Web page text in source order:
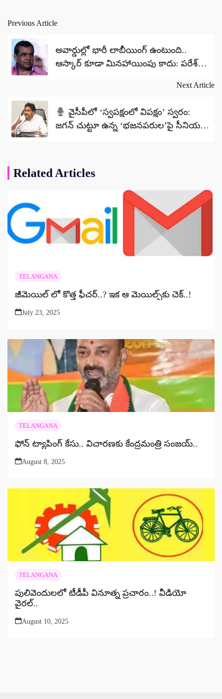
Post
navigation
Previous Article
అవార్డుల్లో భారీ లాబీయింగ్ ఉంటుంది..
ఆస్కార్ కూడా మినహాయింపు కాదు: పరేశ్
Next Article
వైసీపీలో ‘స్వపక్షంలో విపక్షం’ స్వరం:
జగన్ చుట్టూ ఉన్న ‘భజనపరుల’పై సీనియర్ల
Related Articles
TELANGANA
జీమెయిల్ లో కొత్త ఫీచర్..? ఇక ఆ మెయిల్స్‌కు చెక్..!
July 23, 2025
TELANGANA
ఫోన్ ట్యాపింగ్ కేసు.. విచారణకు కేంద్రమంత్రి సంజయ్..
August 8, 2025
TELANGANA
పులివెందులలో టీడీపీ వినూత్న ప్రచారం..! వీడియో
వైరల్..
August 10, 2025